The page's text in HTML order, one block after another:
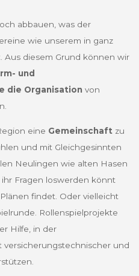
abbauen, was der
wie unserem in ganz
Aus diesem Grund können wir
und
die Organisation von
eine Gemeinschaft zu
und mit Gleichgesinnten
Neulingen wie alten Hasen
Fragen loswerden könnt
findet. Oder vielleicht
Rollenspielprojekte
Hilfe, in der
versicherungstechnischer und